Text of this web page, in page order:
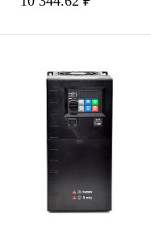
Купить в 1 клик Сравнение
В избранное